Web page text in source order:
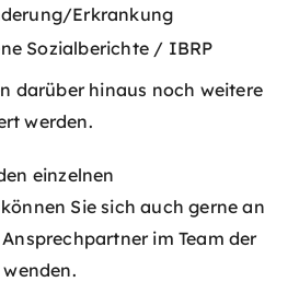
Erkrankung
Sozialberichte / IBRP
darüber hinaus noch weitere
werden.
einzelnen
Sie sich auch gerne an
im Team der